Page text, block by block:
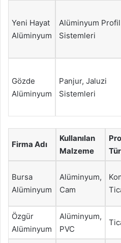
Yeni Hayat
Alüminyum
Alüminyum Profil
Sistemleri
Gözde
Alüminyum
Panjur, Jaluzi
Sistemleri
Firma Adı
Kullanılan
Malzeme
Bursa
Alüminyum
Alüminyum,
Cam
Özgür
Alüminyum
Alüminyum,
PVC